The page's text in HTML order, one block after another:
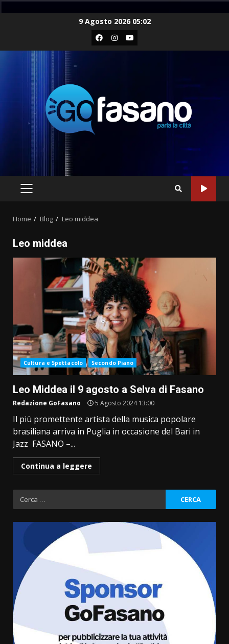
9 Agosto 2026 05:02
Facebook
Instagram
Youtube
PRIMARY
Home Blog Leo middea
Leo middea
Cultura e Spettacolo Secondo Piano
Leo Middea il 9 agosto a Selva di Fasano
Redazione GoFasano 5 Agosto 2024 13:00
Il più promettente artista della musica popolare
brasiliana arriva in Puglia in occasione del Bari in
Jazz FASANO –...
Continua a leggere
Ricerca
per:
Savelletri in festa, domani sera
grande spettacolo con Uccio De
8 Agosto 2026 07:30